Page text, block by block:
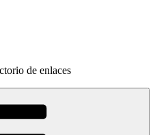
de enlaces